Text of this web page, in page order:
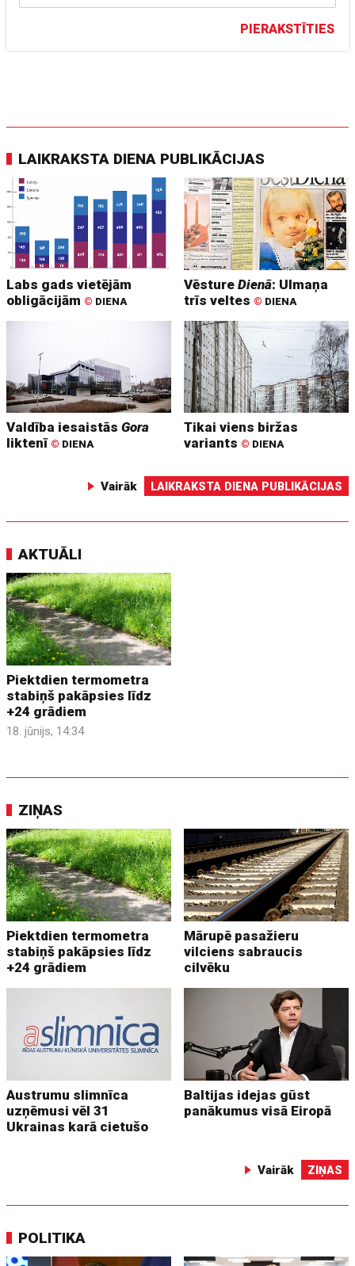
PIERAKSTĪTIES
LAIKRAKSTA DIENA PUBLIKĀCIJAS
Labs gads vietējām
obligācijām © DIENA
VēstureDienā: Ulmaņa
trīs veltes © DIENA
Valdība iesaistāsGora
liktenī © DIENA
Tikai viens biržas
variants © DIENA
Vairāk LAIKRAKSTA DIENA PUBLIKĀCIJAS
AKTUĀLI
Piektdien termometra
stabiņš pakāpsies līdz
+24 grādiem
18. jūnijs, 14:34
ZIŅAS
Piektdien termometra
stabiņš pakāpsies līdz
+24 grādiem
Mārupē pasažieru
vilciens sabraucis
cilvēku
Austrumu slimnīca
uzņēmusi vēl 31
Ukrainas karā cietušo
Baltijas idejas gūst
panākumus visā Eiropā
Vairāk ZIŅAS
POLITIKA